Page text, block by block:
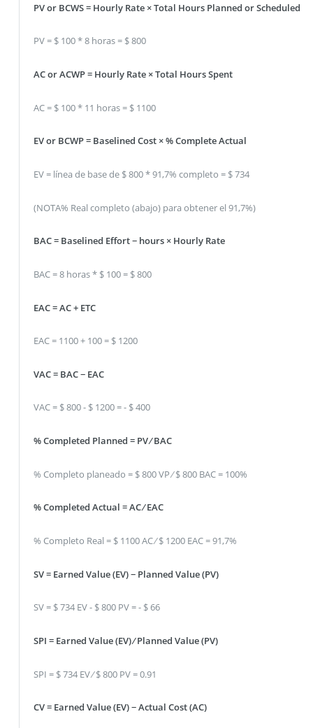
PV or BCWS = Hourly Rate × Total Hours Planned or Scheduled
PV = $ 100 * 8 horas = $ 800
AC or ACWP = Hourly Rate × Total Hours Spent
AC = $ 100 * 11 horas = $ 1100
EV or BCWP = Baselined Cost × % Complete Actual
EV = línea de base de $ 800 * 91,7% completo = $ 734
(NOTA% Real completo (abajo) para obtener el 91,7%)
BAC = Baselined Effort − hours × Hourly Rate
BAC = 8 horas * $ 100 = $ 800
EAC = AC + ETC
EAC = 1100 + 100 = $ 1200
VAC = BAC − EAC
VAC = $ 800 - $ 1200 = - $ 400
% Completed Planned = PV ⁄ BAC
% Completo planeado = $ 800 VP ⁄ $ 800 BAC = 100%
% Completed Actual = AC ⁄ EAC
% Completo Real = $ 1100 AC ⁄ $ 1200 EAC = 91,7%
SV = Earned Value (EV) − Planned Value (PV)
SV = $ 734 EV - $ 800 PV = - $ 66
SPI = Earned Value (EV) ⁄ Planned Value (PV)
SPI = $ 734 EV ⁄ $ 800 PV = 0.91
CV = Earned Value (EV) − Actual Cost (AC)